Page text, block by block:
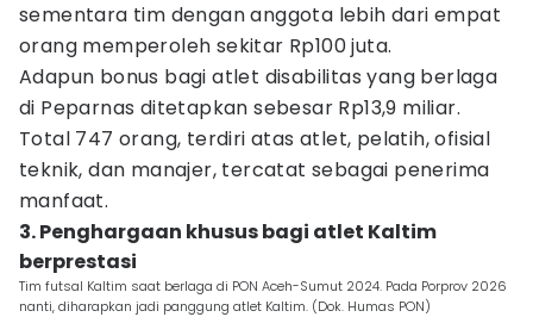
sementara tim dengan anggota lebih dari empat
orang memperoleh sekitar Rp100 juta.
Adapun bonus bagi atlet disabilitas yang berlaga
di Peparnas ditetapkan sebesar Rp13,9 miliar.
Total 747 orang, terdiri atas atlet, pelatih, ofisial
teknik, dan manajer, tercatat sebagai penerima
manfaat.
3. Penghargaan khusus bagi atlet Kaltim
berprestasi
Tim futsal Kaltim saat berlaga di PON Aceh-Sumut 2024. Pada Porprov 2026
nanti, diharapkan jadi panggung atlet Kaltim. (Dok. Humas PON)